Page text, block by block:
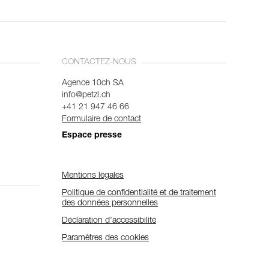
CONTACTEZ-NOUS
Agence 10ch SA
info@petzl.ch
+41 21 947 46 66
Formulaire de contact
Espace presse
Mentions légales
Politique de confidentialité et de traitement
des données personnelles
Déclaration d'accessibilité
Paramètres des cookies